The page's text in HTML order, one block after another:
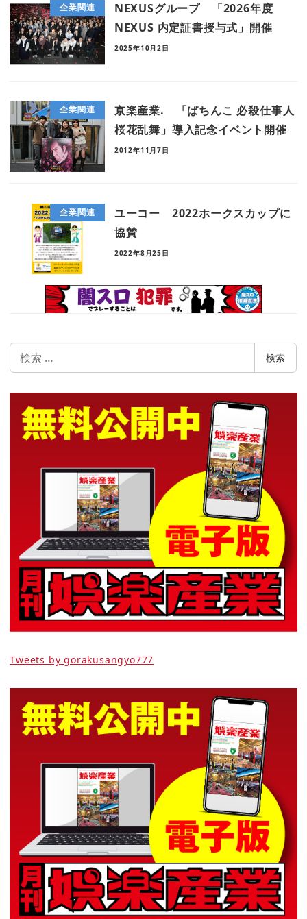
企業関連
NEXUSグループ 「2026年度
NEXUS 内定証書授与式」開催
2025年10月2日
企業関連
京楽産業. 「ぱちんこ 必殺仕事人
桜花乱舞」導入記念イベント開催
2012年11月7日
企業関連
ユーコー 2022ホークスカップに
協賛
2022年8月25日
索
検索
Tweets by gorakusangyo777